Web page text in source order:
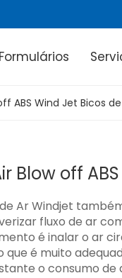
Formulários
ABS Wind Jet Bicos
Blow off
Ar Windjet
fluxo de ar
é inalar o ar
que é muito
o consumo de